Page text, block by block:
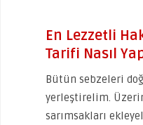
En Lezzetli
Tarifi Nasıl
Bütün sebzeleri
yerleştirelim.
sarımsakları